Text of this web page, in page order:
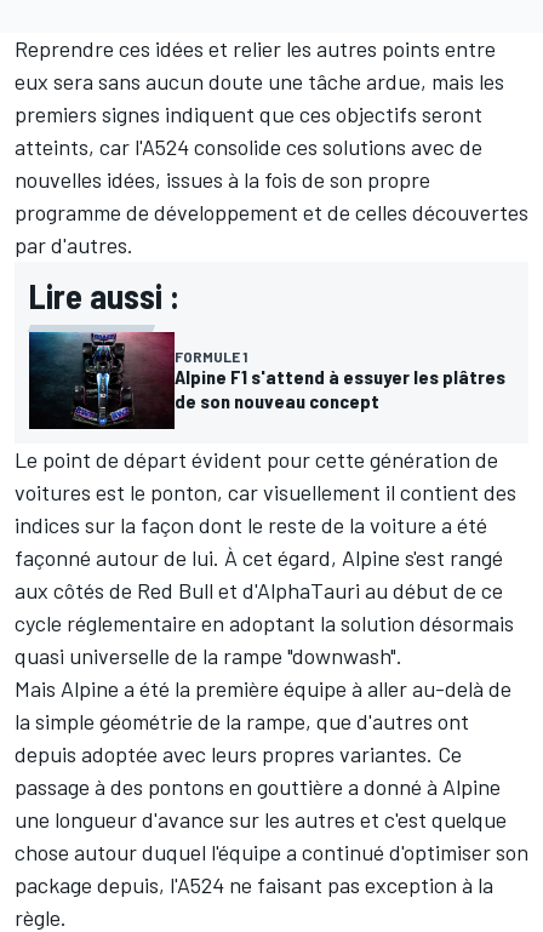
Reprendre ces idées et relier les autres points entre
eux sera sans aucun doute une tâche ardue, mais les
premiers signes indiquent que ces objectifs seront
atteints, car l'A524 consolide ces solutions avec de
nouvelles idées, issues à la fois de son propre
programme de développement et de celles découvertes
par d'autres.
Lire aussi :
FORMULE 1
Alpine F1 s'attend à essuyer les plâtres
de son nouveau concept
Le point de départ évident pour cette génération de
voitures est le ponton, car visuellement il contient des
indices sur la façon dont le reste de la voiture a été
façonné autour de lui. À cet égard, Alpine s'est rangé
aux côtés de Red Bull et d'AlphaTauri au début de ce
cycle réglementaire en adoptant la solution désormais
quasi universelle de la rampe "downwash".
Mais Alpine a été la première équipe à aller au-delà de
la simple géométrie de la rampe, que d'autres ont
depuis adoptée avec leurs propres variantes. Ce
passage à des pontons en gouttière a donné à Alpine
une longueur d'avance sur les autres et c'est quelque
chose autour duquel l'équipe a continué d'optimiser son
package depuis, l'A524 ne faisant pas exception à la
règle.